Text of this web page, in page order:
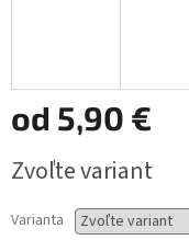
od 5,90 €
cena:
Zvoľte variant
Varianta